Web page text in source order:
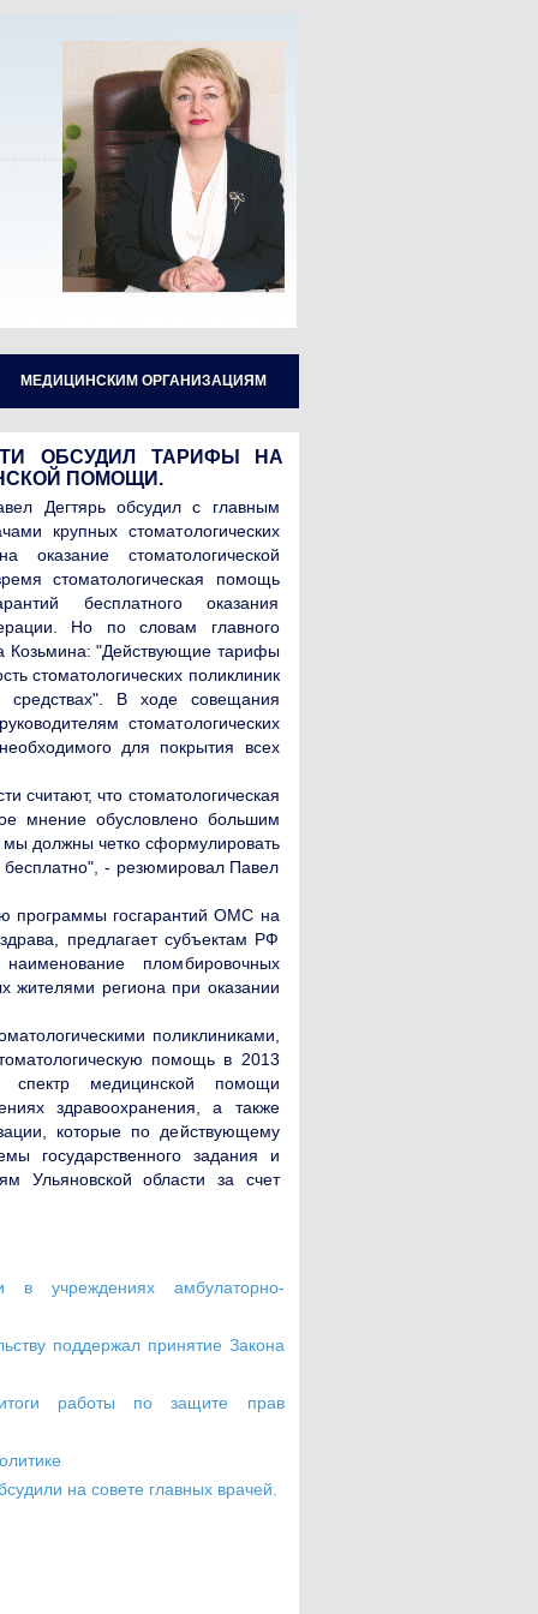
МЕДИЦИНСКИМ ОРГАНИЗАЦИЯМ
ОБСУДИЛ ТАРИФЫ НА
ПОМОЩИ.
Дегтярь обсудил с главным
крупных стоматологических
стоматологической
стоматологическая помощь
бесплатного оказания
Но по словам главного
Козьмина: "Действующие тарифы
стоматологических поликлиник
В ходе совещания
стоматологических
для покрытия всех
считают, что стоматологическая
мнение обусловлено большим
мы должны четко сформулировать
бесплатно", - резюмировал Павел
программы госгарантий ОМС на
предлагает субъектам РФ
пломбировочных
жителями региона при оказании
поликлиниками,
помощь в 2013
спектр медицинской помощи
здравоохранения, а также
которые по действующему
государственного задания и
Ульяновской области за счет
учреждениях амбулаторно-
поддержал принятие Закона
работы по защите прав
на совете главных врачей.